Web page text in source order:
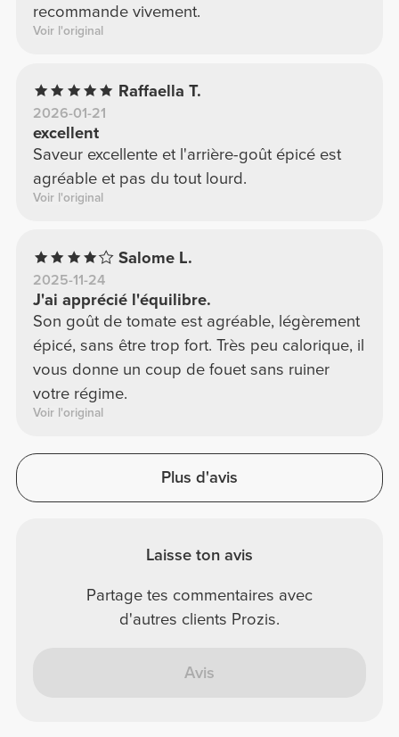
recommande vivement.
Voir l'original
Raffaella T.
2026-01-21
excellent
Saveur excellente et l'arrière-goût épicé est
agréable et pas du tout lourd.
Voir l'original
Salome L.
2025-11-24
J'ai apprécié l'équilibre.
Son goût de tomate est agréable, légèrement
épicé, sans être trop fort. Très peu calorique, il
vous donne un coup de fouet sans ruiner
votre régime.
Voir l'original
Plus d'avis
Laisse ton avis
Partage tes commentaires avec
d'autres clients Prozis.
Avis